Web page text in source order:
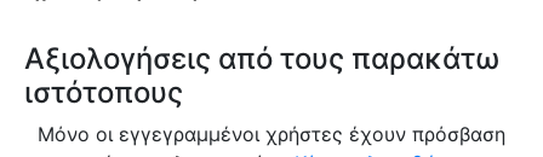
Αξιολογήσεις από τους παρακάτω
ιστότοπους
Μόνο οι εγγεγραμμένοι χρήστες έχουν πρόσβαση